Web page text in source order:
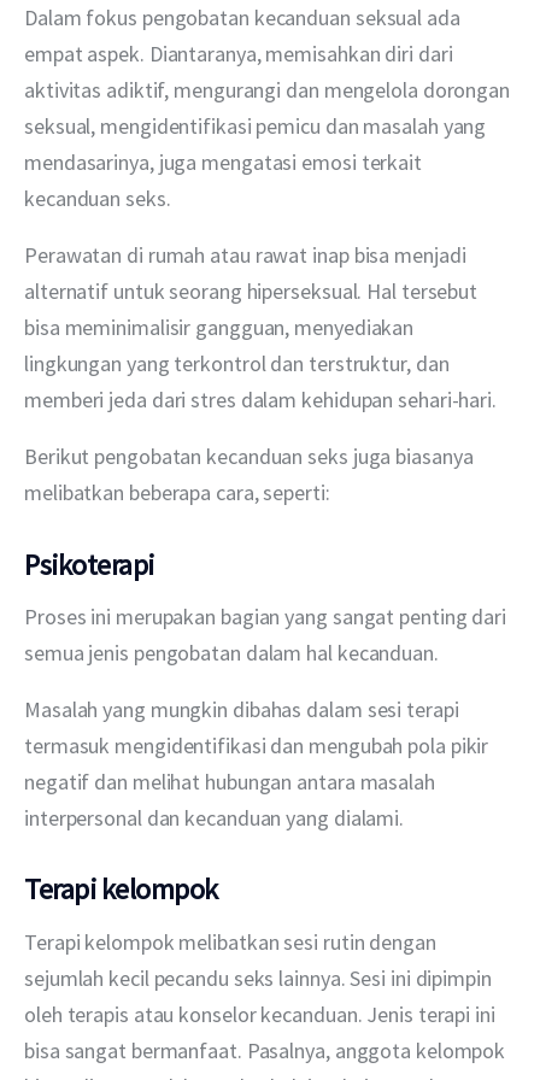
Dalam fokus pengobatan kecanduan seksual ada
empat aspek. Diantaranya, memisahkan diri dari
aktivitas adiktif, mengurangi dan mengelola dorongan
seksual, mengidentifikasi pemicu dan masalah yang
mendasarinya, juga mengatasi emosi terkait
kecanduan seks.
Perawatan di rumah atau rawat inap bisa menjadi
alternatif untuk seorang hiperseksual. Hal tersebut
bisa meminimalisir gangguan, menyediakan
lingkungan yang terkontrol dan terstruktur, dan
memberi jeda dari stres dalam kehidupan sehari-hari.
Berikut pengobatan kecanduan seks juga biasanya
melibatkan beberapa cara, seperti:
Psikoterapi
Proses ini merupakan bagian yang sangat penting dari
semua jenis pengobatan dalam hal kecanduan.
Masalah yang mungkin dibahas dalam sesi terapi
termasuk mengidentifikasi dan mengubah pola pikir
negatif dan melihat hubungan antara masalah
interpersonal dan kecanduan yang dialami.
Terapi kelompok
Terapi kelompok melibatkan sesi rutin dengan
sejumlah kecil pecandu seks lainnya. Sesi ini dipimpin
oleh terapis atau konselor kecanduan. Jenis terapi ini
bisa sangat bermanfaat. Pasalnya, anggota kelompok